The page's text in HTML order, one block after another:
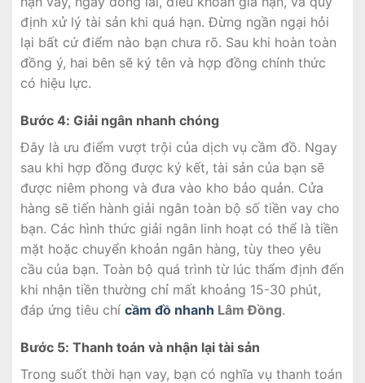
định xử lý tài sản khi quá hạn. Đừng ngần ngại hỏi
lại bất cứ điểm nào bạn chưa rõ. Sau khi hoàn toàn
đồng ý, hai bên sẽ ký tên và hợp đồng chính thức
có hiệu lực.
Bước 4: Giải ngân nhanh chóng
Đây là ưu điểm vượt trội của dịch vụ cầm đồ. Ngay
sau khi hợp đồng được ký kết, tài sản của bạn sẽ
được niêm phong và đưa vào kho bảo quản. Cửa
hàng sẽ tiến hành giải ngân toàn bộ số tiền vay cho
bạn. Các hình thức giải ngân linh hoạt có thể là tiền
mặt hoặc chuyển khoản ngân hàng, tùy theo yêu
cầu của bạn. Toàn bộ quá trình từ lúc thẩm định đến
khi nhận tiền thường chỉ mất khoảng 15-30 phút,
đáp ứng tiêu chí cầm đồ nhanh Lâm Đồng.
Bước 5: Thanh toán và nhận lại tài sản
Trong suốt thời hạn vay, bạn có nghĩa vụ thanh toán